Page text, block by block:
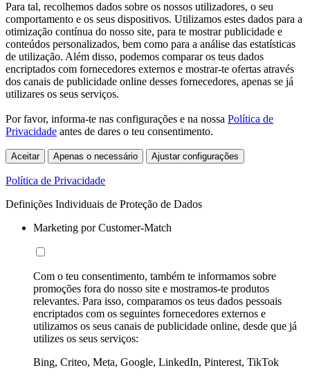
Para tal, recolhemos dados sobre os nossos utilizadores, o seu
comportamento e os seus dispositivos. Utilizamos estes dados para a
otimização contínua do nosso site, para te mostrar publicidade e
conteúdos personalizados, bem como para a análise das estatísticas
de utilização. Além disso, podemos comparar os teus dados
encriptados com fornecedores externos e mostrar-te ofertas através
dos canais de publicidade online desses fornecedores, apenas se já
utilizares os seus serviços.
Por favor, informa-te nas configurações e na nossa Política de
Privacidade antes de dares o teu consentimento.
Aceitar Apenas o necessário Ajustar configurações
Política de Privacidade
Definições Individuais de Proteção de Dados
Marketing por Customer-Match
Com o teu consentimento, também te informamos sobre
promoções fora do nosso site e mostramos-te produtos
relevantes. Para isso, comparamos os teus dados pessoais
encriptados com os seguintes fornecedores externos e
utilizamos os seus canais de publicidade online, desde que já
utilizes os seus serviços:
Bing, Criteo, Meta, Google, LinkedIn, Pinterest, TikTok